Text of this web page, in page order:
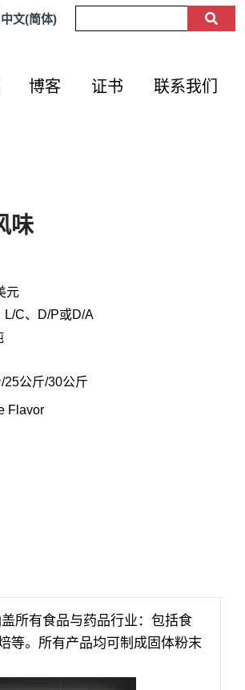
中文(简体)
博客 证书 联系我们
味
元
L/C、D/P或D/A
25公斤/30公斤
Flavor
所有食品与药品行业：包括食
等。所有产品均可制成固体粉末